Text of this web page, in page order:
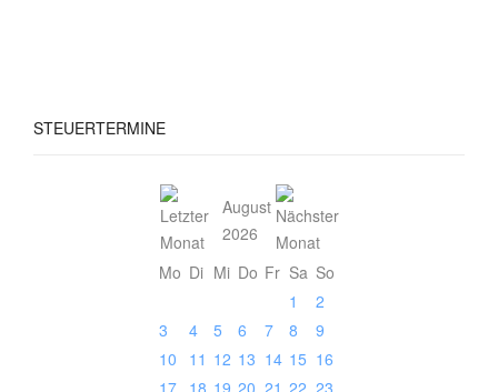
STEUERTERMINE
August
2026
Mo Di Mi Do Fr Sa So
1
2
3
4 5 6 7 8
9
10
11 12 13 14 15 16
17
18 19 20 21 22 23